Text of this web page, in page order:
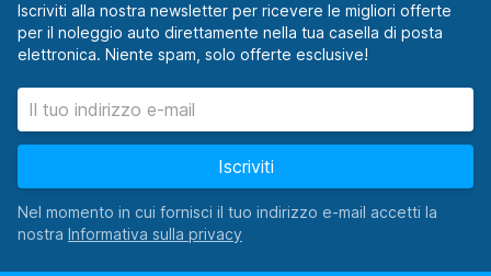
Iscriviti alla nostra newsletter per ricevere le migliori offerte
per il noleggio auto direttamente nella tua casella di posta
elettronica. Niente spam, solo offerte esclusive!
Iscriviti
Nel momento in cui fornisci il tuo indirizzo e-mail accetti la
nostra